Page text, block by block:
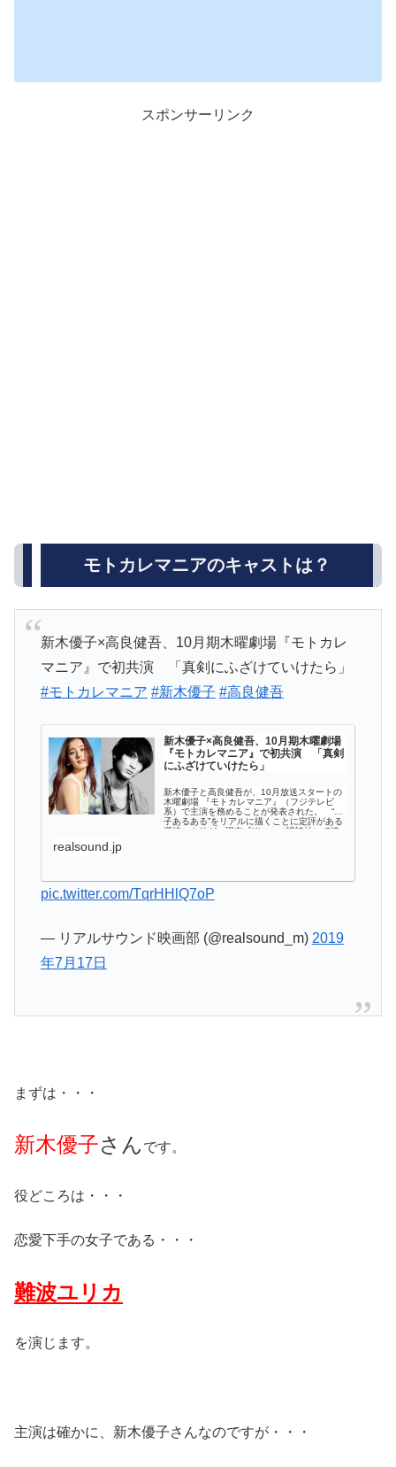
スポンサーリンク
モトカレマニアのキャストは？
新木優子×高良健吾、10月期木曜劇場『モトカレ
マニア』で初共演 「真剣にふざけていけたら」
#モトカレマニア #新木優子 #高良健吾
新木優子×高良健吾、10月期木曜劇場
『モトカレマニア』で初共演 「真剣
にふざけていけたら」
新木優子と高良健吾が、10月放送スタートの
木曜劇場 『モトカレマニア』（フジテレビ
系）で主演を務めることが発表された。 “女
子あるある”をリアルに描くことに定評がある
瀧波ユカリが、現在『Kiss』（講談社）で連
realsound.jp
pic.twitter.com/TqrHHlQ7oP
— リアルサウンド映画部 (@realsound_m) 2019
年7月17日
まずは・・・
新木優子さん です。
役どころは・・・
恋愛下手の女子である・・・
難波ユリカ
を演じます。
主演は確かに、新木優子さんなのですが・・・